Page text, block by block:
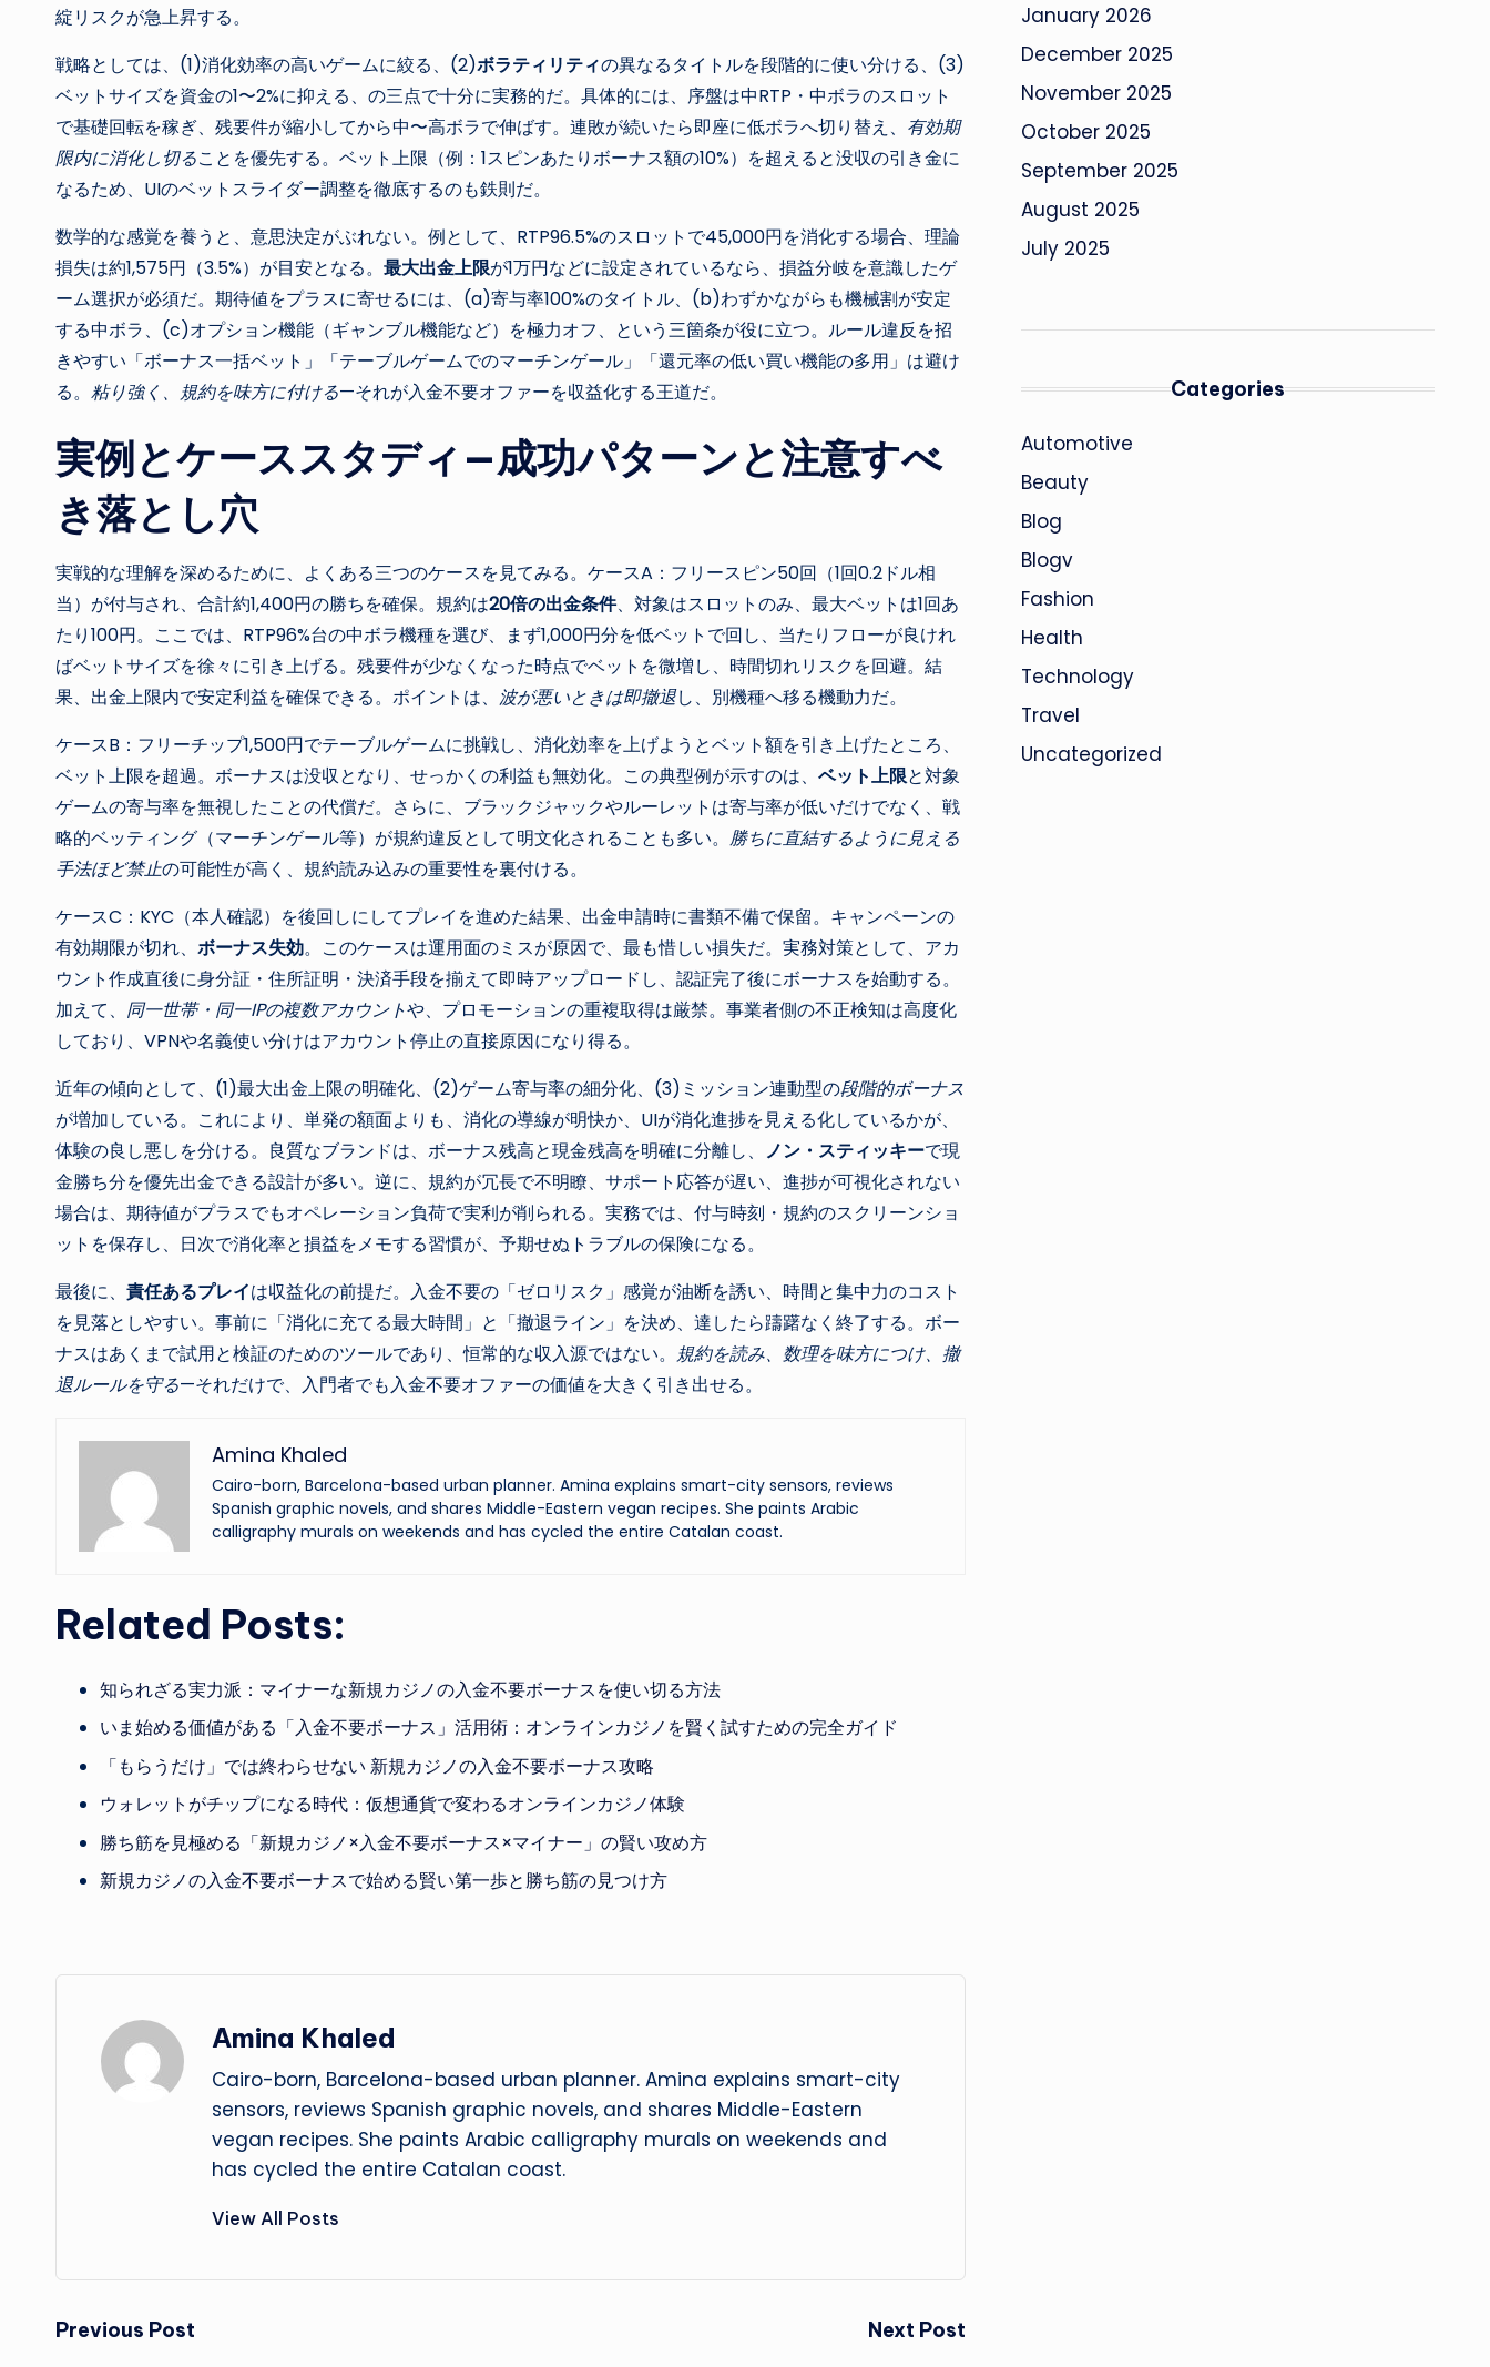
綻リスクが急上昇する。
戦略としては、(1)消化効率の高いゲームに絞る、(2)ボラティリティの異なるタイトルを段階的に使い分ける、(3)
ベットサイズを資金の1〜2%に抑える、の三点で十分に実務的だ。具体的には、序盤は中RTP・中ボラのスロット
で基礎回転を稼ぎ、残要件が縮小してから中〜高ボラで伸ばす。連敗が続いたら即座に低ボラへ切り替え、 有効期
限内に消化し切ることを優先する。ベット上限（例：1スピンあたりボーナス額の10%）を超えると没収の引き金に
なるため、UIのベットスライダー調整を徹底するのも鉄則だ。
数学的な感覚を養うと、意思決定がぶれない。例として、RTP96.5%のスロットで45,000円を消化する場合、理論
損失は約1,575円（3.5%）が目安となる。 最大出金上限が1万円などに設定されているなら、損益分岐を意識したゲ
ーム選択が必須だ。期待値をプラスに寄せるには、(a)寄与率100%のタイトル、(b)わずかながらも機械割が安定
する中ボラ、(c)オプション機能（ギャンブル機能など）を極力オフ、という三箇条が役に立つ。ルール違反を招
きやすい「ボーナス一括ベット」「テーブルゲームでのマーチンゲール」「還元率の低い買い機能の多用」は避け
る。 粘り強く、規約を味方に付ける—それが入金不要オファーを収益化する王道だ。
実例とケーススタディ—成功パターンと注意すべ
き落とし穴
実戦的な理解を深めるために、よくある三つのケースを見てみる。ケースA：フリースピン50回（1回0.2ドル相
当）が付与され、合計約1,400円の勝ちを確保。規約は20倍の出金条件、対象はスロットのみ、最大ベットは1回あ
たり100円。ここでは、RTP96%台の中ボラ機種を選び、まず1,000円分を低ベットで回し、当たりフローが良けれ
ばベットサイズを徐々に引き上げる。残要件が少なくなった時点でベットを微増し、時間切れリスクを回避。結
果、出金上限内で安定利益を確保できる。ポイントは、 波が悪いときは即撤退し、別機種へ移る機動力だ。
ケースB：フリーチップ1,500円でテーブルゲームに挑戦し、消化効率を上げようとベット額を引き上げたところ、
ベット上限を超過。ボーナスは没収となり、せっかくの利益も無効化。この典型例が示すのは、 ベット上限と対象
ゲームの寄与率を無視したことの代償だ。さらに、ブラックジャックやルーレットは寄与率が低いだけでなく、戦
略的ベッティング（マーチンゲール等）が規約違反として明文化されることも多い。 勝ちに直結するように見える
手法ほど禁止の可能性が高く、規約読み込みの重要性を裏付ける。
ケースC：KYC（本人確認）を後回しにしてプレイを進めた結果、出金申請時に書類不備で保留。キャンペーンの
有効期限が切れ、 ボーナス失効。このケースは運用面のミスが原因で、最も惜しい損失だ。実務対策として、アカ
ウント作成直後に身分証・住所証明・決済手段を揃えて即時アップロードし、認証完了後にボーナスを始動する。
加えて、 同一世帯・同一IPの複数アカウントや、プロモーションの重複取得は厳禁。事業者側の不正検知は高度化
しており、VPNや名義使い分けはアカウント停止の直接原因になり得る。
近年の傾向として、(1)最大出金上限の明確化、(2)ゲーム寄与率の細分化、(3)ミッション連動型の段階的ボーナス
が増加している。これにより、単発の額面よりも、消化の導線が明快か、UIが消化進捗を見える化しているかが、
体験の良し悪しを分ける。良質なブランドは、ボーナス残高と現金残高を明確に分離し、 ノン・スティッキーで現
金勝ち分を優先出金できる設計が多い。逆に、規約が冗長で不明瞭、サポート応答が遅い、進捗が可視化されない
場合は、期待値がプラスでもオペレーション負荷で実利が削られる。実務では、付与時刻・規約のスクリーンショ
ットを保存し、日次で消化率と損益をメモする習慣が、予期せぬトラブルの保険になる。
最後に、 責任あるプレイは収益化の前提だ。入金不要の「ゼロリスク」感覚が油断を誘い、時間と集中力のコスト
を見落としやすい。事前に「消化に充てる最大時間」と「撤退ライン」を決め、達したら躊躇なく終了する。ボー
ナスはあくまで試用と検証のためのツールであり、恒常的な収入源ではない。 規約を読み、数理を味方につけ、撤
退ルールを守る—それだけで、入門者でも入金不要オファーの価値を大きく引き出せる。
Amina Khaled
Cairo-born, Barcelona-based urban planner. Amina explains smart-city sensors, reviews
Spanish graphic novels, and shares Middle-Eastern vegan recipes. She paints Arabic
calligraphy murals on weekends and has cycled the entire Catalan coast.
Related Posts:
知られざる実力派：マイナーな新規カジノの入金不要ボーナスを使い切る方法
いま始める価値がある「入金不要ボーナス」活用術：オンラインカジノを賢く試すための完全ガイド
「もらうだけ」では終わらせない 新規カジノの入金不要ボーナス攻略
ウォレットがチップになる時代：仮想通貨で変わるオンラインカジノ体験
勝ち筋を見極める「新規カジノ×入金不要ボーナス×マイナー」の賢い攻め方
新規カジノの入金不要ボーナスで始める賢い第一歩と勝ち筋の見つけ方
Amina Khaled
Cairo-born, Barcelona-based urban planner. Amina explains smart-city
sensors, reviews Spanish graphic novels, and shares Middle-Eastern
vegan recipes. She paints Arabic calligraphy murals on weekends and
has cycled the entire Catalan coast.
View All Posts
Post
Previous Post Next Post
January 2026
December 2025
November 2025
October 2025
September 2025
August 2025
July 2025
Categories
Automotive
Beauty
Blog
Blogv
Fashion
Health
Technology
Travel
Uncategorized